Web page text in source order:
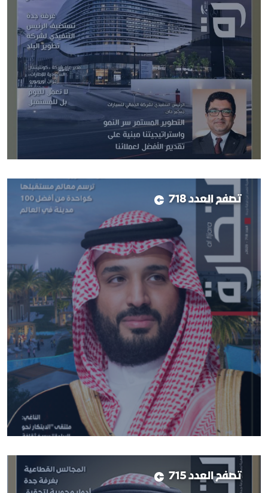
تصفح العدد 718
تصفح العدد 715